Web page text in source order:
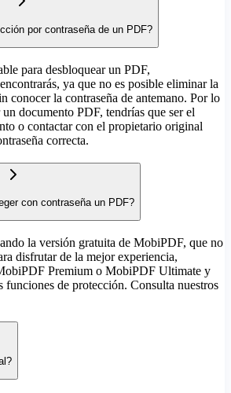
por contraseña de un PDF?
para desbloquear un PDF,
ya que no es posible eliminar la
conocer la contraseña de antemano. Por lo
documento PDF, tendrías que ser el
o contactar con el propietario original
correcta.
con contraseña un PDF?
la versión gratuita de MobiPDF, que no
disfrutar de la mejor experiencia,
Premium o MobiPDF Ultimate y
funciones de protección. Consulta nuestros